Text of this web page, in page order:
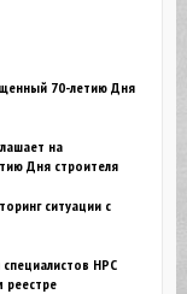
70-летию Дня
на
Дня строителя
ситуации с
НРС
реестре